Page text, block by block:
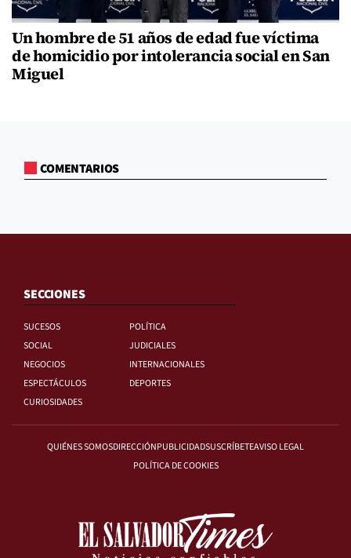
Un hombre de 51 años de edad fue víctima
de homicidio por intolerancia social en San
Miguel
COMENTARIOS
SECCIONES
SUCESOS
POLÍTICA
SOCIAL
JUDICIALES
NEGOCIOS
INTERNACIONALES
ESPECTÁCULOS
DEPORTES
CURIOSIDADES
QUIÉNES SOMOSDIRECCIÓNPUBLICIDADSUSCRÍBETEAVISO LEGAL
POLÍTICA DE COOKIES